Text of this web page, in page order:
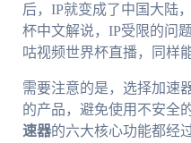
后，IP就变成了中国大陆
杯中文解说，IP受限的问
咕视频世界杯直播，同样
需要注意的是，选择加速
的产品，避免使用不安全
速器的六大核心功能都经